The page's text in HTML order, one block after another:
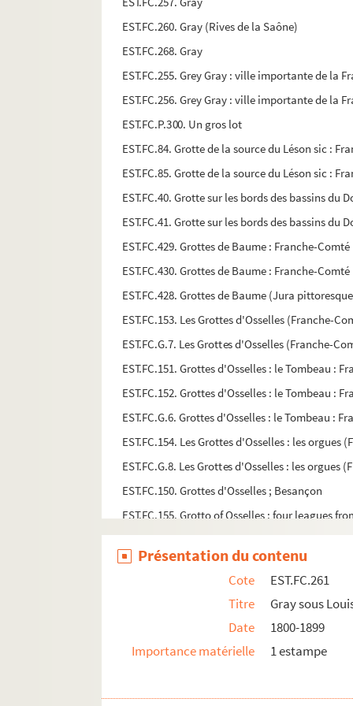
EST.FC.260. Gray (Rives de la Saône)
EST.FC.268. Gray
EST.FC.255. Grey Gray : ville importante de la
EST.FC.256. Grey Gray : ville importante de la
EST.FC.P.300. Un gros lot
EST.FC.84. Grotte de la source du Léson sic :
EST.FC.85. Grotte de la source du Léson sic :
EST.FC.40. Grotte sur les bords des bassins du
EST.FC.41. Grotte sur les bords des bassins du
EST.FC.429. Grottes de Baume : Franche-Comté
EST.FC.430. Grottes de Baume : Franche-Comté
EST.FC.428. Grottes de Baume (Jura
EST.FC.153. Les Grottes d'Osselles (Franche-
EST.FC.G.7. Les Grottes d'Osselles (Franche-
EST.FC.151. Grottes d'Osselles : le Tombeau :
EST.FC.152. Grottes d'Osselles : le Tombeau :
EST.FC.G.6. Grottes d'Osselles : le Tombeau :
EST.FC.154. Les Grottes d'Osselles : les orgues
EST.FC.G.8. Les Grottes d'Osselles : les orgues
EST.FC.150. Grottes d'Osselles ; Besançon
EST.FC.155. Grotto of Osselles : four leagues
EST.FC.M.73. Guillaume Farel
EST.FC.532. Halle de Dôle
EST.FC.533. Halle de Dôle
EST.FC.M.217. Le Héraut d'armes de murcie
EST.FC.297. Héricourt : Haute-Saône
EST.FC.294. Héricourt en 1863
Présentation du contenu
Cote
EST.FC.261
Titre
Gray sous
Date
1800-1899
Importance matérielle
1 estampe